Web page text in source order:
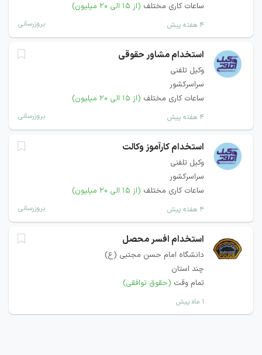
ساعات کاری مختلف (از ۱۵ الی ۲۰ میلیون)
۴ هفته پیش بروزرسانی
استخدام مشاور حقوقی
وکیل تلفنی
سراسرکشور
ساعات کاری مختلف (از ۱۵ الی ۲۰ میلیون)
۴ هفته پیش بروزرسانی
استخدام کارآموز وکالت
وکیل تلفنی
سراسرکشور
ساعات کاری مختلف (از ۱۵ الی ۲۰ میلیون)
۴ هفته پیش بروزرسانی
استخدام افسر محصل
دانشگاه امام حسن مجتبی (ع)
چند استان
تمام وقت (حقوق توافقی)
۱ ماه پیش